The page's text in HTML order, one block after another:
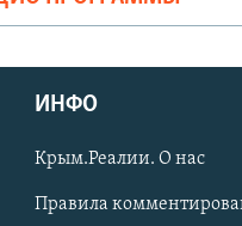
ИНФО
Крым.Реалии. О нас
Правила